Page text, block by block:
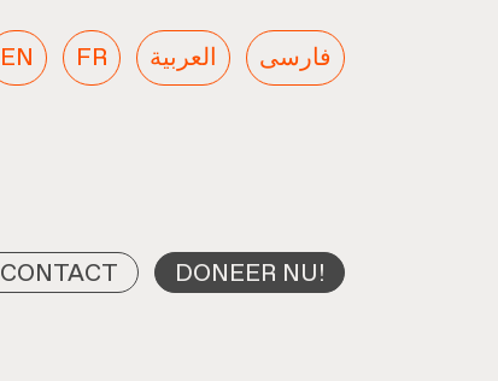
EN FR العربية فارسی
CONTACT DONEER NU!